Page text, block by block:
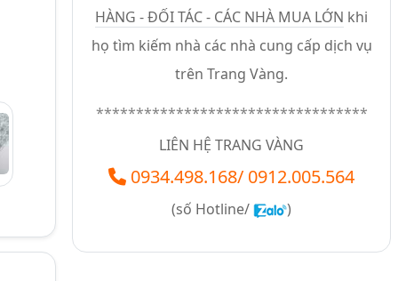
HÀNG - ĐỐI TÁC - CÁC NHÀ MUA LỚN khi
họ tìm kiếm nhà các nhà cung cấp dịch vụ
trên Trang Vàng.
**********************************
LIÊN HỆ TRANG VÀNG
0934.498.168/ 0912.005.564
(số Hotline/ )